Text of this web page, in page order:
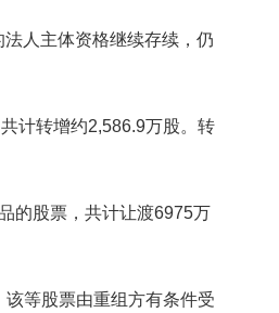
人主体资格继续存续，仍
计转增约2,586.9万股。转
的股票，共计让渡6975万
等股票由重组方有条件受